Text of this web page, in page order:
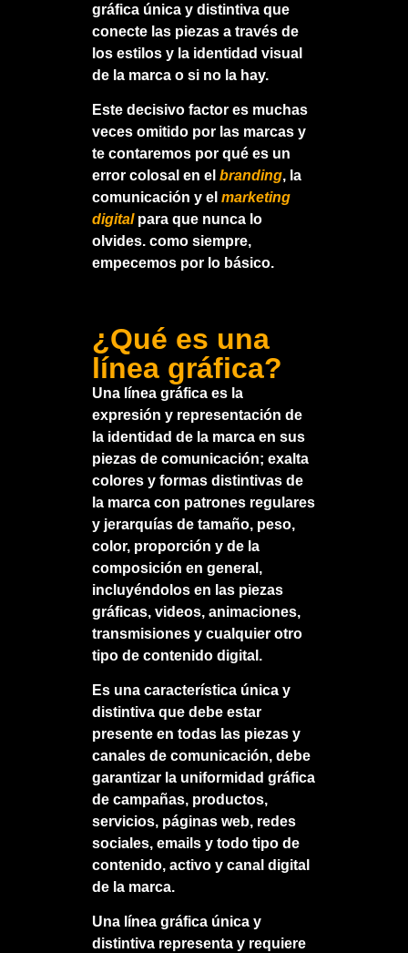
gráfica única y distintiva que
conecte las piezas a través de
los estilos y la identidad visual
de la marca o si no la hay.
Este decisivo factor es muchas
veces omitido por las marcas y
te contaremos por qué es un
error colosal en elbranding, la
comunicación y elmarketing
digitalpara que nunca lo
olvides. como siempre,
empecemos por lo básico.
¿Qué es una
línea gráfica?
Una línea gráfica es la
expresión y representación de
la identidad de la marca en sus
piezas de comunicación; exalta
colores y formas distintivas de
la marca con patrones regulares
y jerarquías de tamaño, peso,
color, proporción y de la
composición en general,
incluyéndolos en las piezas
gráficas, videos, animaciones,
transmisiones y cualquier otro
tipo de contenido digital.
Es una característica única y
distintiva que debe estar
presente en todas las piezas y
canales de comunicación, debe
garantizar la uniformidad gráfica
de campañas, productos,
servicios, páginas web, redes
sociales, emails y todo tipo de
contenido, activo y canal digital
de la marca.
Una línea gráfica única y
distintiva representa y requiere